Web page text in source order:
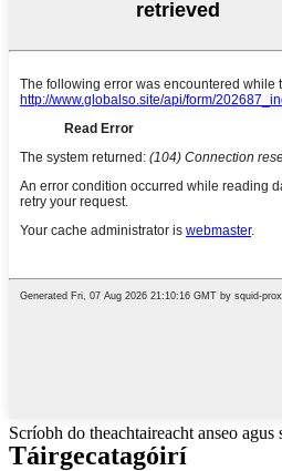
Scríobh do theachtaireacht anseo agus
Táirgecatagóirí